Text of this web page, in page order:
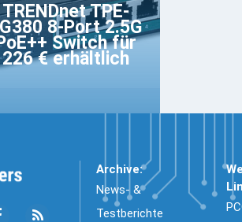
TRENDnet TPE-
8-Port 2.5G
Switch für
226 € erhältlich
Archive:
News- &
Testberichte